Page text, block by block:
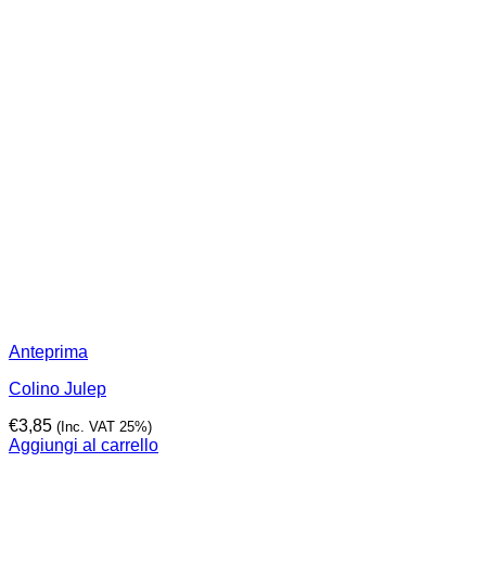
Anteprima
Colino Julep
€3,85 (Inc. VAT 25%)
Aggiungi al carrello